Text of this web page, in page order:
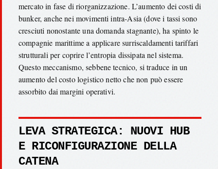
mercato in fase di riorganizzazione. L’aumento dei costi di
bunker, anche nei movimenti intra-Asia (dove i tassi sono
cresciuti nonostante una domanda stagnante), ha spinto le
compagnie marittime a applicare surriscaldamenti tariffari
strutturali per coprire l’entropia dissipata nel sistema.
Questo meccanismo, sebbene tecnico, si traduce in un
aumento del costo logistico netto che non può essere
assorbito dai margini operativi.
LEVA STRATEGICA: NUOVI HUB
E RICONFIGURAZIONE DELLA
CATENA